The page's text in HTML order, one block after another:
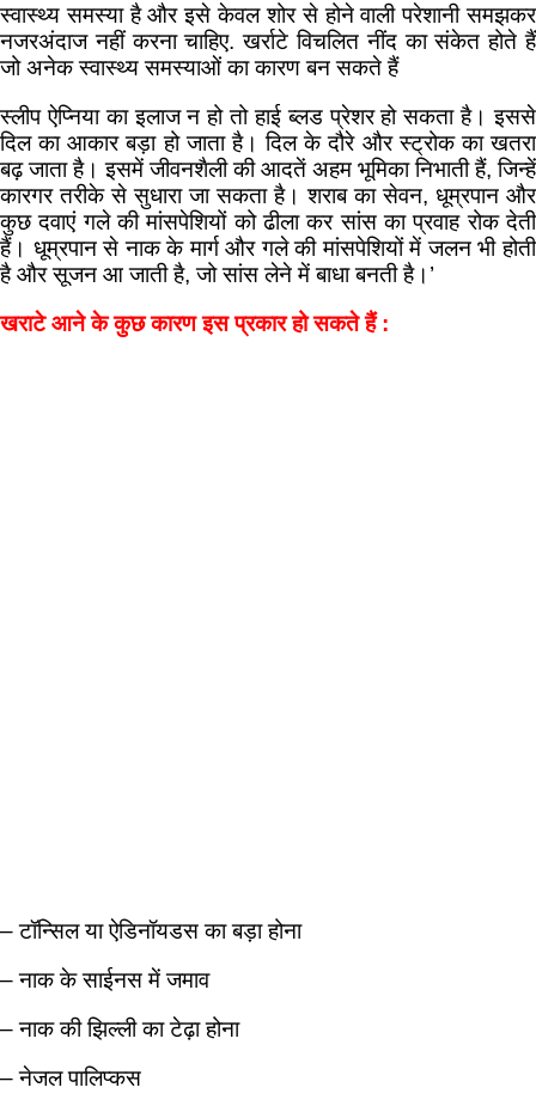
स्वास्थ्य समस्या है और इसे केवल शोर से होने वाली परेशानी समझकर
नजरअंदाज नहीं करना चाहिए. खर्राटे विचलित नींद का संकेत होते हैं
जो अनेक स्वास्थ्य समस्याओं का कारण बन सकते हैं
स्लीप ऐप्निया का इलाज न हो तो हाई ब्लड प्रेशर हो सकता है। इससे
दिल का आकार बड़ा हो जाता है। दिल के दौरे और स्ट्रोक का खतरा
बढ़ जाता है। इसमें जीवनशैली की आदतें अहम भूमिका निभाती हैं, जिन्हें
कारगर तरीके से सुधारा जा सकता है। शराब का सेवन, धूम्रपान और
कुछ दवाएं गले की मांसपेशियों को ढीला कर सांस का प्रवाह रोक देती
हैं। धूम्रपान से नाक के मार्ग और गले की मांसपेशियों में जलन भी होती
है और सूजन आ जाती है, जो सांस लेने में बाधा बनती है।’
खराटे आने के कुछ कारण इस प्रकार हो सकते हैं :
– टॉन्सिल या ऐडिनॉयडस का बड़ा होना
– नाक के साईनस में जमाव
– नाक की झिल्ली का टेढ़ा होना
– नेजल पालिप्कस